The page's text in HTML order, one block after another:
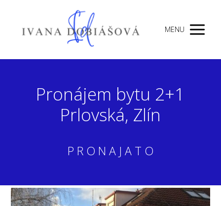
MENU
Pronájem bytu 2+1
Prlovská, Zlín
P R O N A J A T O